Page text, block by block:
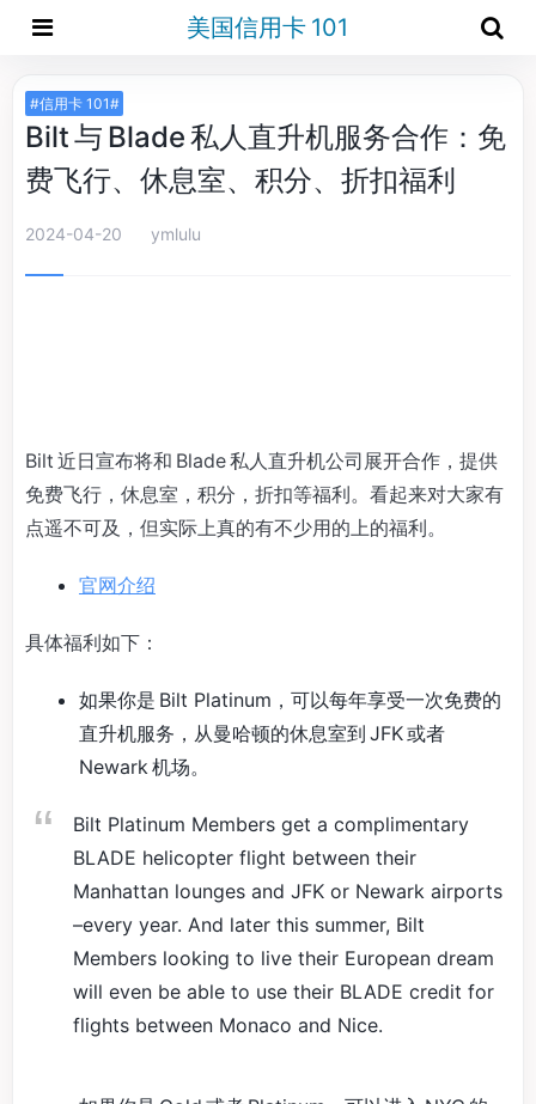
美国信用卡 101
#信用卡 101#
Bilt 与 Blade 私人直升机服务合作：免
费飞行、休息室、积分、折扣福利
2024-04-20 ymlulu
Bilt 近日宣布将和 Blade 私人直升机公司展开合作，提供
免费飞行，休息室，积分，折扣等福利。看起来对大家有
点遥不可及，但实际上真的有不少用的上的福利。
官网介绍
具体福利如下：
如果你是 Bilt Platinum，可以每年享受一次免费的
直升机服务，从曼哈顿的休息室到 JFK 或者
Newark 机场。
Bilt Platinum Members get a complimentary
BLADE helicopter flight between their
Manhattan lounges and JFK or Newark airports
–every year. And later this summer, Bilt
Members looking to live their European dream
will even be able to use their BLADE credit for
flights between Monaco and Nice.